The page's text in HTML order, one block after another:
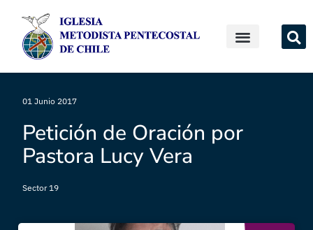
01 Junio 2017
Petición de Oración por
Pastora Lucy Vera
Sector 19